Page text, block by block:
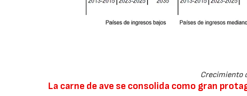
Crecimiento
La carne de ave se consolida como gran